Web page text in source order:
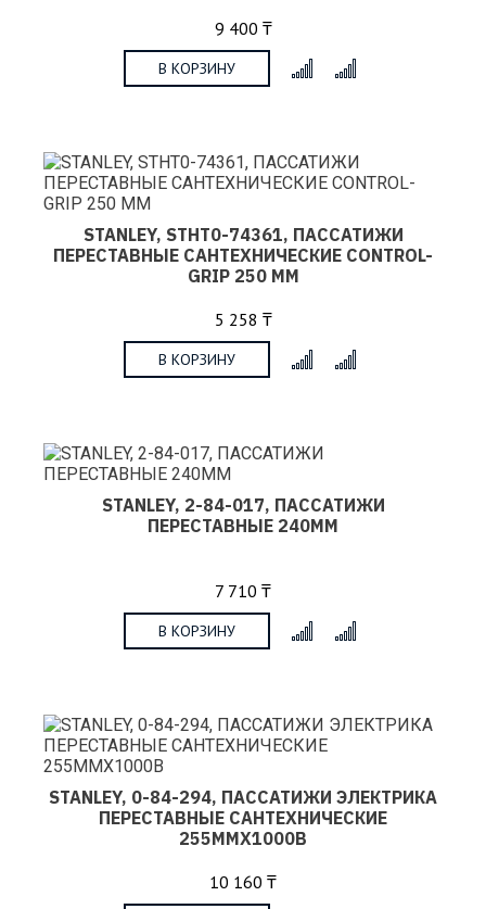
9 400 ₸
В КОРЗИНУ
STANLEY, STHT0-74361, ПАССАТИЖИ
ПЕРЕСТАВНЫЕ САНТЕХНИЧЕСКИЕ CONTROL-
GRIP 250 ММ
5 258 ₸
В КОРЗИНУ
STANLEY, 2-84-017, ПАССАТИЖИ
ПЕРЕСТАВНЫЕ 240ММ
7 710 ₸
В КОРЗИНУ
STANLEY, 0-84-294, ПАССАТИЖИ ЭЛЕКТРИКА
ПЕРЕСТАВНЫЕ САНТЕХНИЧЕСКИЕ
255ММХ1000В
10 160 ₸